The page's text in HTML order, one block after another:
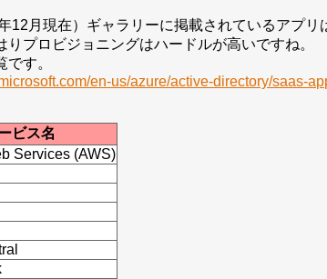
12月現在）ギャラリーに掲載されているアプ
りプロビジョニングはハードルが高いですね。
です。
en-us/azure/active-directory/saas-
ビス名
Services (AWS)